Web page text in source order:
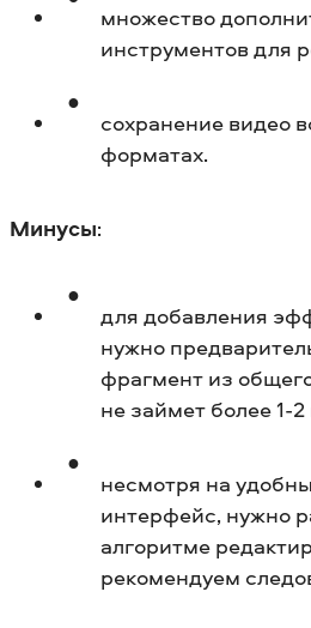
множество
инструментов для
сохранение видео
форматах.
Минусы:
для добавления
нужно
фрагмент из
не займет более 1-
несмотря на
интерфейс, нужно
алгоритме
рекомендуем